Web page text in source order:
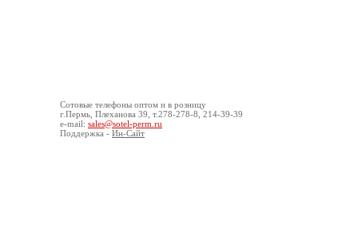
Сотовые телефоны оптом и в розницу
г.Пермь, Плеханова 39, т.278-278-8, 214-39-39
e-mail: sales@sotel-perm.ru
Поддержка - Ин-Сайт